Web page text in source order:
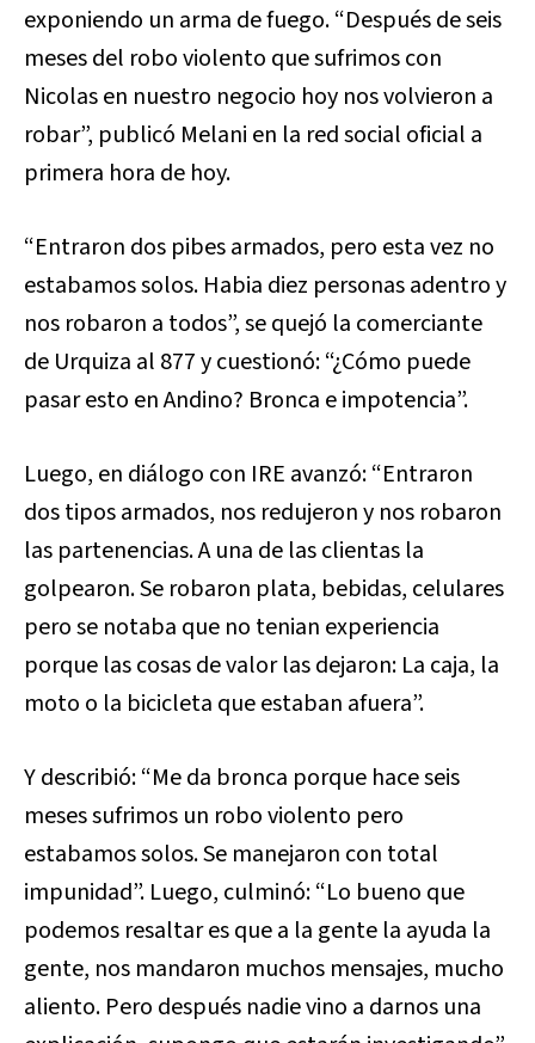
exponiendo un arma de fuego. “Después de seis
meses del robo violento que sufrimos con
Nicolas en nuestro negocio hoy nos volvieron a
robar”, publicó Melani en la red social oficial a
primera hora de hoy.
“Entraron dos pibes armados, pero esta vez no
estabamos solos. Habia diez personas adentro y
nos robaron a todos”, se quejó la comerciante
de Urquiza al 877 y cuestionó: “¿Cómo puede
pasar esto en Andino? Bronca e impotencia”.
Luego, en diálogo con IRE avanzó: “Entraron
dos tipos armados, nos redujeron y nos robaron
las partenencias. A una de las clientas la
golpearon. Se robaron plata, bebidas, celulares
pero se notaba que no tenian experiencia
porque las cosas de valor las dejaron: La caja, la
moto o la bicicleta que estaban afuera”.
Y describió: “Me da bronca porque hace seis
meses sufrimos un robo violento pero
estabamos solos. Se manejaron con total
impunidad”. Luego, culminó: “Lo bueno que
podemos resaltar es que a la gente la ayuda la
gente, nos mandaron muchos mensajes, mucho
aliento. Pero después nadie vino a darnos una